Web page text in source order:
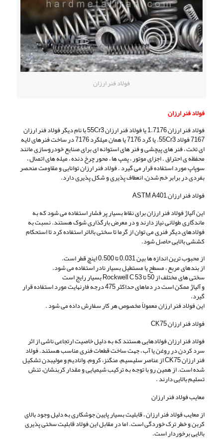
فولاد فنر ارزان
فولاد فنر ارزان
فولاد فنر ارزان 1.7176 یا فولاد فنر ارزان 55Cr3 با نام دیگر فولاد فنر ارزان
7167 فولاد 55Cr3. یا گرد 7176 یا همان میلگرد 7176 در ساخت فنرهای لایه
ای تخت ، فنر های پیچشی و فنر های استوانه ای برای صنایع خودروسازی مانند
محفظه ی احتراق . اجزای موتور ، پمپ ها ، محور چرخ دنده ، میله های اتصال ،
سوپاپ مورد استفاده قرار می گیرد . فولاد فنر ارزان توانایی و مقاومت منحصر
بفردی در برابر خم شدن، انعطاف پذیری و شکل پذیری دارد.
فولاد‌ فنر ارزان ASTM A401
این آلیاژ فولاد فنر ارزان برای نقاط بسیار پر فشار استفاده می شود که به
ماندگاری طولانی نیاز دارند و در معرض بارگذاری شوک هستند. نسبت به
فولادهای دیگر فنری می توان از گرما تا سختی بالاتر استفاده کرد تا استحکام
کششی بالایی حاصل شود.
از محبوب ترین اندازه ها بین 0.031 تا 0.500 اینچ قطر است.
از بندهای مربع ، مسطح یا مستطیل بسیار نادر استفاده می شود.
سختی های مختلف از 50 تا 53 Rockwell C بسیار رایج است
و آلیاژ ممکن است در دماهای حداکثر 475 درجه فارنهایت مورد استفاده قرار
گیرد.
این فولاد فنر ارزان معمولاً مخصوص هر کار سفارش داده می شود .
فولاد فنر ارزان CK75
فولاد فنر ارزان فولادهایی هستند که به دلیل خاصیت ارتجاعی ناشی از اثر
سرد کردن در روغن یا آب ، جهت ساخت قطعات فنری مناسب هستند. فولاد
فنر ارزان CK75 از عناصر سلیسیم، منگنز، کروم، وانادیم و مولیبدن تشکیل
شده است. از همین رو با توجه به ترکیب شیمیایی و مقدار کربنشان، تنش
تسلیم بالایی دارند .
معایب فولاد فنر ارزان
از معایب فولاد فنر ارزان ، قابلیت بسیار پایین جوشکاری به دلیل وجود بالای
کربن و خطر ترک خوردگی است. اما در مقابل این فولاد قابلیت سختی پذیری
بالایی برخوردار است.